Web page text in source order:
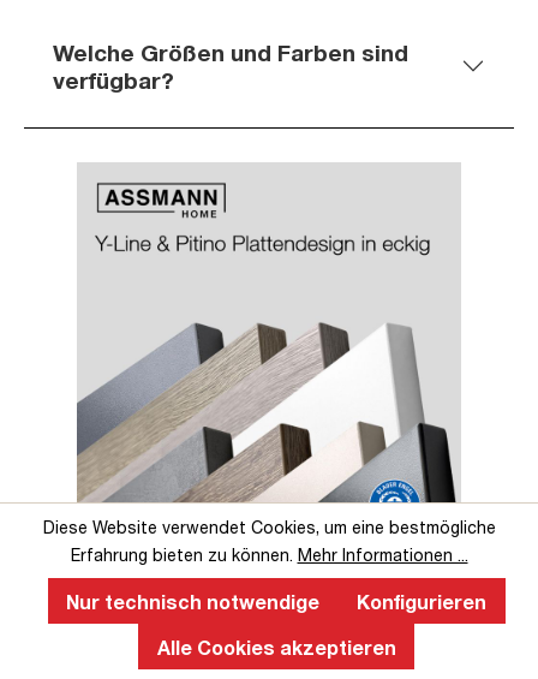
Welche Größen und Farben sind
verfügbar?
Perfekte Ergonomie an einem
höhenverstellbaren Schreibtisch
Ein ergonomischer, höhenverstellbarer Schreibtisch fördert
Diese Website verwendet Cookies, um eine bestmögliche
Erfahrung bieten zu können. Mehr Informationen ...
Nur technisch notwendige
Konfigurieren
Alle Cookies akzeptieren